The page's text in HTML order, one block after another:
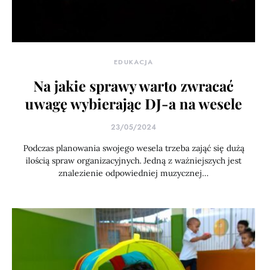
EDUKACJA
Na jakie sprawy warto zwracać
uwagę wybierając DJ-a na wesele
23/05/2024
Podczas planowania swojego wesela trzeba zająć się dużą
ilością spraw organizacyjnych. Jedną z ważniejszych jest
znalezienie odpowiedniej muzycznej…